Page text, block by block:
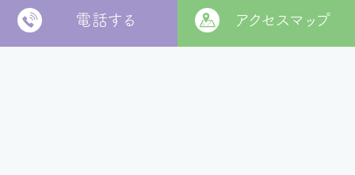
〒799-2652電話する アクセスマップ